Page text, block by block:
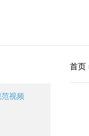
首页
视频